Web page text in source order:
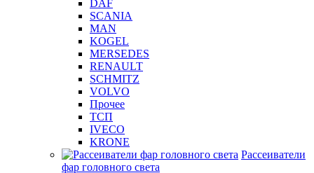
DAF
SCANIA
MAN
KOGEL
MERSEDES
RENAULT
SCHMITZ
VOLVO
Прочее
ТСП
IVECO
KRONE
Рассеиватели
фар головного света